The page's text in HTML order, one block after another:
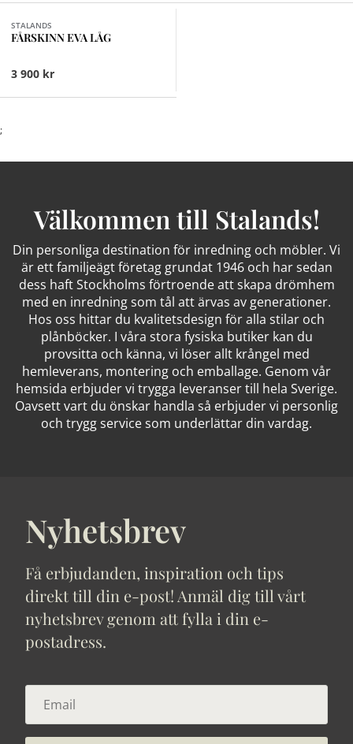
STALANDS
FÅRSKINN EVA LÅG
3 900 kr
;
Välkommen till Stalands!
Din personliga destination för inredning och möbler. Vi
är ett familjeägt företag grundat 1946 och har sedan
dess haft Stockholms förtroende att skapa drömhem
med en inredning som tål att ärvas av generationer.
Hos oss hittar du kvalitetsdesign för alla stilar och
plånböcker. I våra stora fysiska butiker kan du
provsitta och känna, vi löser allt krångel med
hemleverans, montering och emballage. Genom vår
hemsida erbjuder vi trygga leveranser till hela Sverige.
Oavsett vart du önskar handla så erbjuder vi personlig
och trygg service som underlättar din vardag.
Nyhetsbrev
Få erbjudanden, inspiration och tips
direkt till din e-post! Anmäl dig till vårt
nyhetsbrev genom att fylla i din e-
postadress.